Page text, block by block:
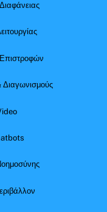
Διαγωνισμούς